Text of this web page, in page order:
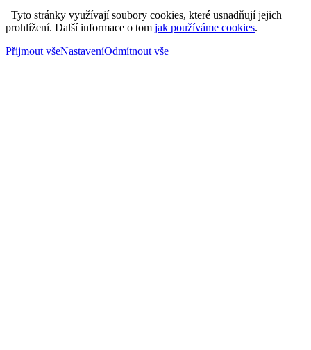
Tyto stránky využívají soubory cookies, které usnadňují jejich
prohlížení. Další informace o tom jak používáme cookies.
Přijmout všeNastaveníOdmítnout vše